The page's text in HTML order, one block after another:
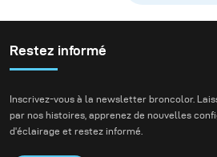
naturelle de la forêt.
Nous voulions créer de
d’action tout en
conservant la
Restez informé
Inscrivez-vous à la newsletter broncolor.
par nos histoires, apprenez de nouvelles
d'éclairage et restez informé.